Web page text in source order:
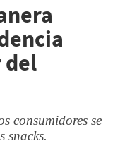
del
consumidores se
snacks.